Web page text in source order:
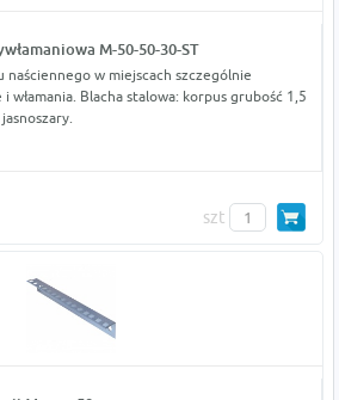
M-50-50-30-ST
naściennego w miejscach szczególnie
włamania. Blacha stalowa: korpus grubość 1,5
szt